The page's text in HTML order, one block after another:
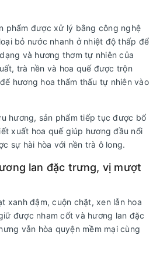
phẩm được xử lý bằng công nghệ
bỏ nước nhanh ở nhiệt độ thấp để
và hương thơm tự nhiên của
trà nền và hoa quế được trộn
hương hoa thẩm thấu tự nhiên vào
hương, sản phẩm tiếp tục được bổ
xuất hoa quế giúp hương đầu nổi
sự hài hòa với nền trà ô long.
lan đặc trưng, vị mượt
xanh đậm, cuộn chặt, xen lẫn hoa
được nham cốt và hương lan đặc
vẫn hòa quyện mềm mại cùng